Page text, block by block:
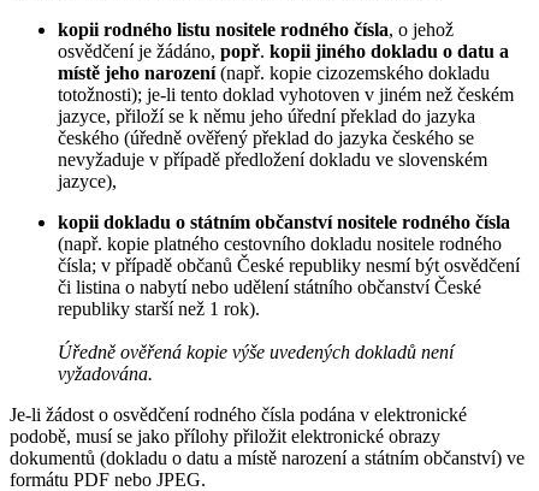
kopii rodného listu nositele rodného čísla, o jehož
osvědčení je žádáno, popř. kopii jiného dokladu o datu a
místě jeho narození(např. kopie cizozemského dokladu
totožnosti); je-li tento doklad vyhotoven v jiném než českém
jazyce, přiloží se k němu jeho úřední překlad do jazyka
českého (úředně ověřený překlad do jazyka českého se
nevyžaduje v případě předložení dokladu ve slovenském
jazyce),
kopii dokladu o státním občanství nositele rodného čísla
(např. kopie platného cestovního dokladu nositele rodného
čísla; v případě občanů České republiky nesmí být osvědčení
či listina o nabytí nebo udělení státního občanství České
republiky starší než 1 rok).
Úředně ověřená kopie výše uvedených dokladů není
vyžadována.
Je-li žádost o osvědčení rodného čísla podána v elektronické
podobě, musí se jako přílohy přiložit elektronické obrazy
dokumentů (dokladu o datu a místě narození a státním občanství) ve
formátu PDF nebo JPEG.